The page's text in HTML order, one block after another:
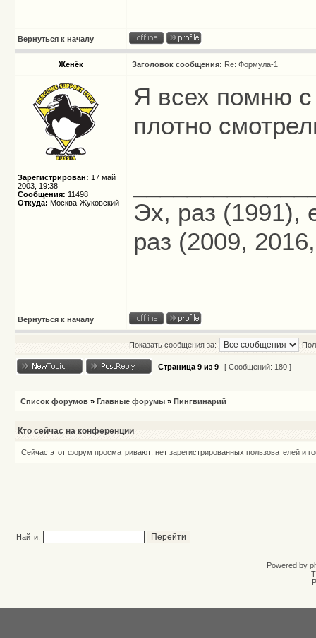
Вернуться к началу
Женёк Заголовок сообщения: Re: Формула-1
Зарегистрирован: 17 май
2003, 19:38
Сообщения: 11498
Откуда: Москва-Жуковский
Я всех помню с
плотно
Эх, раз (1991),
раз (2009,
Вернуться к началу
Показать сообщения за:
Страница 9 из 9 [ Сообщений: 180 ]
Список форумов » Главные форумы » Пингвинарий
Кто сейчас на конференции
Сейчас этот форум просматривают: нет зарегистрированных пользователей и
Найти:
Powered by